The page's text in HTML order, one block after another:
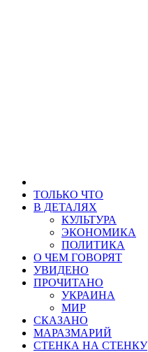
ТОЛЬКО ЧТО
В ДЕТАЛЯХ
КУЛЬТУРА
ЭКОНОМИКА
ПОЛИТИКА
О ЧЕМ ГОВОРЯТ
УВИДЕНО
ПРОЧИТАНО
УКРАИНА
МИР
СКАЗАНО
МАРАЗМАРИЙ
СТЕНКА НА СТЕНКУ